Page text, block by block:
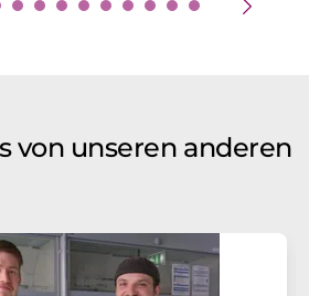
von unseren anderen